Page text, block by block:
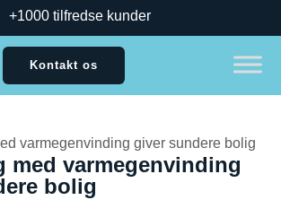
+1000 tilfredse kunder
Kontakt os
med varmegenvinding
bolig